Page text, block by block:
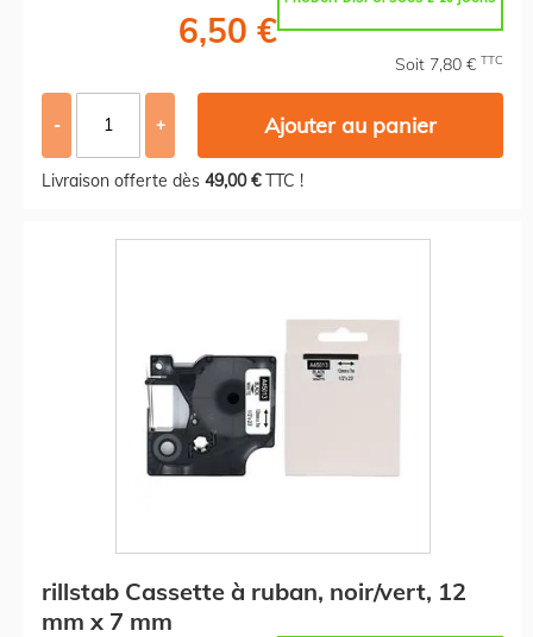
6,50 €
Soit 7,80 € TTC
- + Ajouter au panier
Livraison offerte dès 49,00 €TTC !
rillstab Cassette à ruban, noir/vert, 12
mm x 7 mm